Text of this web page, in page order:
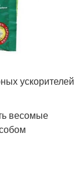
ускорителей
весомые